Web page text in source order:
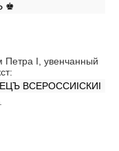
♚
Петра I, увенчанный
ВСЕРОССИIСКИI